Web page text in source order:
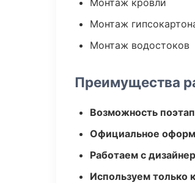
Монтаж кровли
Монтаж
Монтаж водостоков
Преимущества
Возможность
Официальное
Работаем с
Используем только